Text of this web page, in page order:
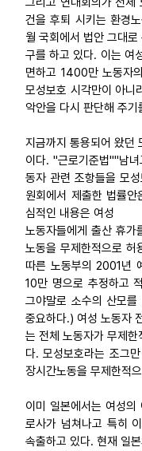
건을 후퇴 시키는 환경
월 국회에서 법안 그대
구를 하고 있다. 이는 여
면하고 1400만 노동자
모성보호 시각만이 아니
악안을 다시 판단해 주기
지금까지 통용되어 왔던
이다. "근로기준법""남
동자 관련 조항들을 모
원회에서 제출한 법률
심적인 내용은 여성
노동자들에게 출산 휴
노동을 무제한적으로 허
따른 노동부의 2001년
10만 명으로 추정하고
그야말로 소수의 산모
중요하다.) 여성 노동자
는 전체 노동자가 무제한
다. 모성보호라는 조그
장시간노동을 무제한적
이미 일본에서는 여성
로사가 넘쳐나고 특히
속출하고 있다. 현재 일